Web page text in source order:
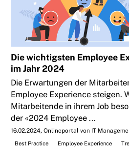
Die wichtigsten Employee
im Jahr 2024
Die Erwartungen der
Employee Experience steigen.
Mitarbeitende in ihrem Job
der «2024 Employee ...
16.02.2024 Onlineportal von IT
Best Practice
Employee Experience